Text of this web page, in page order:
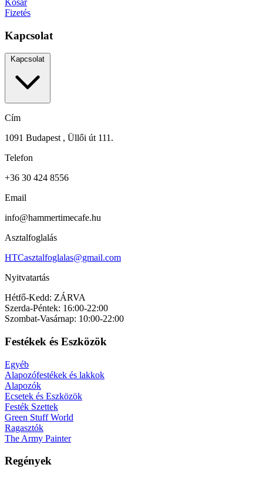
Fizetés
Kapcsolat
Kapcsolat
Cím
1091 Budapest , Üllői út 111.
Telefon
+36 30 424 8556
Email
info@hammertimecafe.hu
Asztalfoglalás
HTCasztalfoglalas@gmail.com
Nyitvatartás
Hétfő-Kedd: ZÁRVA
Szerda-Péntek: 16:00-22:00
Szombat-Vasárnap: 10:00-22:00
Festékek és Eszközök
Egyéb
Alapozófestékek és lakkok
Alapozók
Ecsetek és Eszközök
Festék Szettek
Green Stuff World
Ragasztók
The Army Painter
Regények